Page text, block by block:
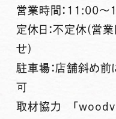
営業時間：11:00～
定休日：不定休(営業
せ)
駐車場：店舗斜め
可
取材協力 「